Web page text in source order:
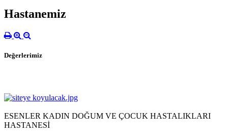
Hastanemiz
Değerlerimiz
ESENLER KADIN DOĞUM VE ÇOCUK HASTALIKLARI
HASTANESİ